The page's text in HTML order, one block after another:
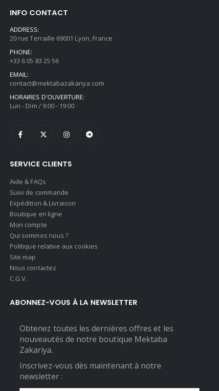
INFO CONTACT
ADDRESS:
20 rue Terraille 69001 Lyon, France
PHONE:
+33 6 05 83 25 56
EMAIL:
contact@mektabazakariya.com
HORAIRES D'OUVERTURE:
Lun - Dim / 9:00 - 19:00
SERVICE CLIENTS
Aide & FAQs
Suivi de commande
Expédition & Livraison
Boutique en ligne
Mon compte
Qui sommes nous ?
Politique relative aux cookies
Site map
Nous contactez
C.G.V.
ABONNEZ-VOUS À LA NEWSLETTER
Obtenez toutes les dernières offres et les
nouveautés de notre boutique Mektaba
Zakariya.
Inscrivez-vous dès maintenant à notre
newsletter :